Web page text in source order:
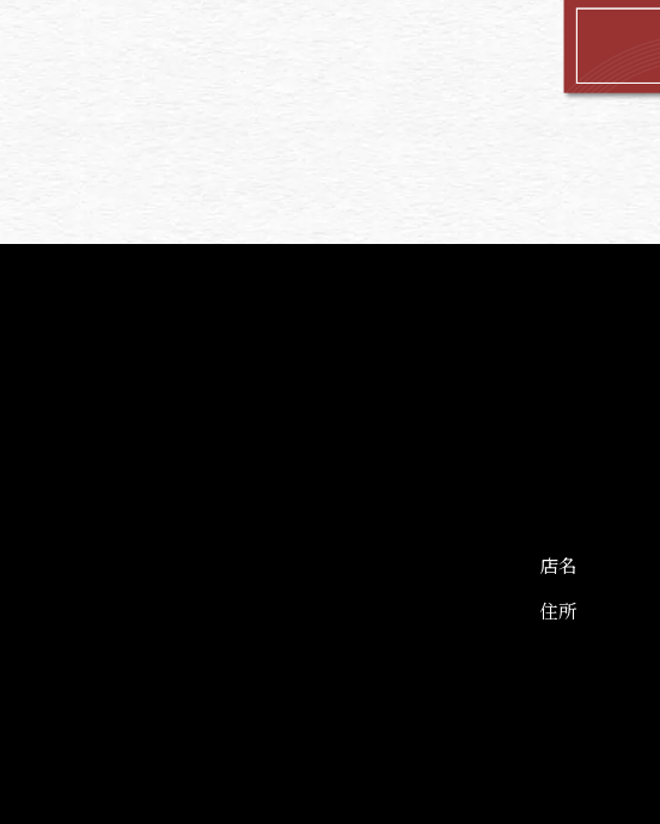
店名
住所